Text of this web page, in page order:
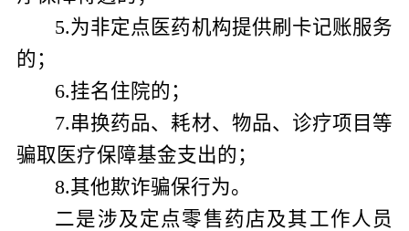
5.为非定点医药机构提供刷卡记账服务
的；
6.挂名住院的；
7.串换药品、耗材、物品、诊疗项目等
骗取医疗保障基金支出的；
8.其他欺诈骗保行为。
二是涉及定点零售药店及其工作人员